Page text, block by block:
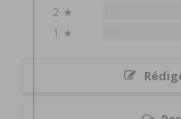
2 ★
1 ★